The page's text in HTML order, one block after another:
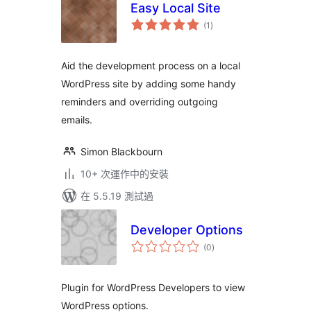
Easy Local Site
(1 總
評)
Aid the development process on a local
WordPress site by adding some handy
reminders and overriding outgoing
emails.
Simon Blackbourn
10+ 次運作中的安裝
在 5.5.19 測試過
Developer Options
(0總
評)
Plugin for WordPress Developers to view
WordPress options.